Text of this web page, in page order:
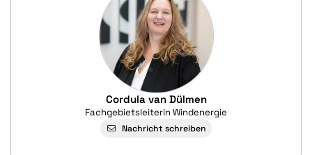
Cordula van Dülmen
Fachgebietsleiterin Windenergie
Nachricht schreiben